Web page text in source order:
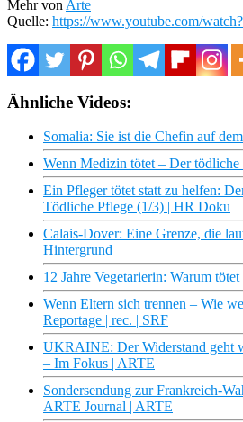
Mehr von Arte
Quelle: https://www.youtube.com/
Ähnliche Videos:
Somalia: Sie ist die Chefin auf
Wenn Medizin tötet – Der
Ein Pfleger tötet statt zu helfen:
Tödliche Pflege (1/3) | HR Doku
Calais-Dover: Eine Grenze, die
Hintergrund
12 Jahre Vegetarierin: Warum
Wenn Eltern sich trennen – Wie
Reportage | rec. | SRF
UKRAINE: Der Widerstand geht
– Im Fokus | ARTE
Sondersendung zur Frankreich-
ARTE Journal | ARTE